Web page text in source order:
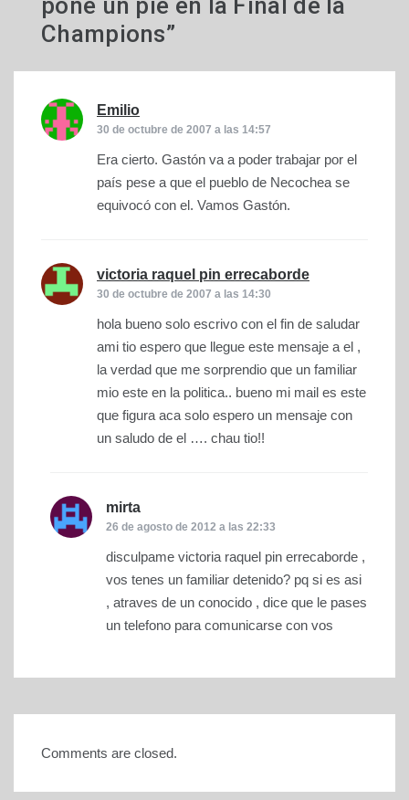
pone un pie en la Final de la
Champions”
Emilio
30 de octubre de 2007 a las 14:57
Era cierto. Gastón va a poder trabajar por el
país pese a que el pueblo de Necochea se
equivocó con el. Vamos Gastón.
victoria raquel pin errecaborde
30 de octubre de 2007 a las 14:30
hola bueno solo escrivo con el fin de saludar
ami tio espero que llegue este mensaje a el ,
la verdad que me sorprendio que un familiar
mio este en la politica.. bueno mi mail es este
que figura aca solo espero un mensaje con
un saludo de el …. chau tio!!
mirta
26 de agosto de 2012 a las 22:33
disculpame victoria raquel pin errecaborde ,
vos tenes un familiar detenido? pq si es asi
, atraves de un conocido , dice que le pases
un telefono para comunicarse con vos
Comments are closed.